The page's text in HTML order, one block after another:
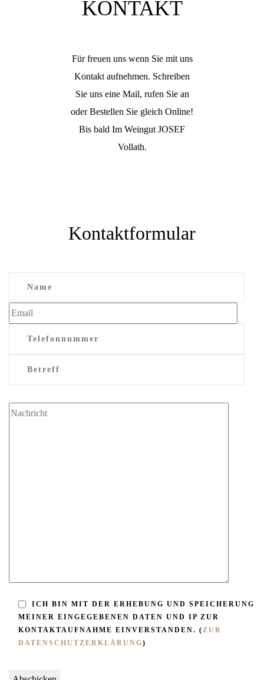
KONTAKT
Für freuen uns wenn Sie mit uns
Kontakt aufnehmen. Schreiben
Sie uns eine Mail, rufen Sie an
oder Bestellen Sie gleich Online!
Bis bald Im Weingut JOSEF
Vollath.
Kontaktformular
ICH BIN MIT DER ERHEBUNG UND SPEICHERUNG
MEINER EINGEGEBENEN DATEN UND IP ZUR
KONTAKTAUFNAHME EINVERSTANDEN. (ZUR
DATENSCHUTZERKLÄRUNG)